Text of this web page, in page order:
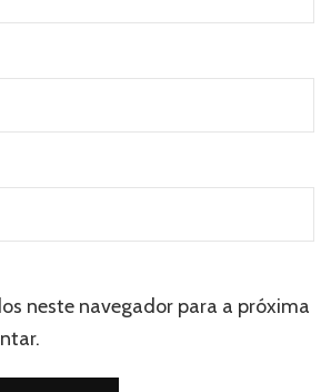
neste navegador para a próxima